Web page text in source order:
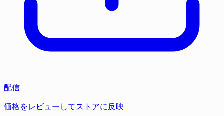
配信
価格をレビューしてストアに反映